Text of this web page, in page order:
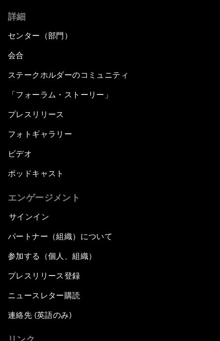
詳細
センター（部門）
会合
ステークホルダーのコミュニティ
「フォーラム・ストーリー」
プレスリリース
フォトギャラリー
ビデオ
ポッドキャスト
エンゲージメント
サインイン
パートナー（組織）について
参加する（個人、組織）
プレスリリース登録
ニュースレター購読
連絡先 (英語のみ)